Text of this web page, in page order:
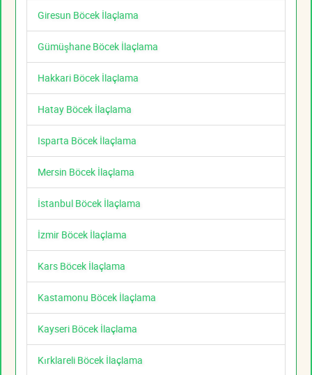
Giresun Böcek İlaçlama
Gümüşhane Böcek İlaçlama
Hakkari Böcek İlaçlama
Hatay Böcek İlaçlama
Isparta Böcek İlaçlama
Mersin Böcek İlaçlama
İstanbul Böcek İlaçlama
İzmir Böcek İlaçlama
Kars Böcek İlaçlama
Kastamonu Böcek İlaçlama
Kayseri Böcek İlaçlama
Kırklareli Böcek İlaçlama